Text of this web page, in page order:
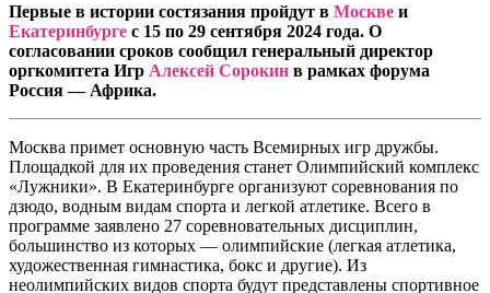
Первые в истории состязания пройдут в Москве и
Екатеринбурге с 15 по 29 сентября 2024 года. О
согласовании сроков сообщил генеральный директор
оргкомитета Игр Алексей Сорокин в рамках форума
Россия — Африка.
Москва примет основную часть Всемирных игр дружбы.
Площадкой для их проведения станет Олимпийский комплекс
«Лужники». В Екатеринбурге организуют соревнования по
дзюдо, водным видам спорта и легкой атлетике. Всего в
программе заявлено 27 соревновательных дисциплин,
большинство из которых — олимпийские (легкая атлетика,
художественная гимнастика, бокс и другие). Из
неолимпийских видов спорта будут представлены спортивное